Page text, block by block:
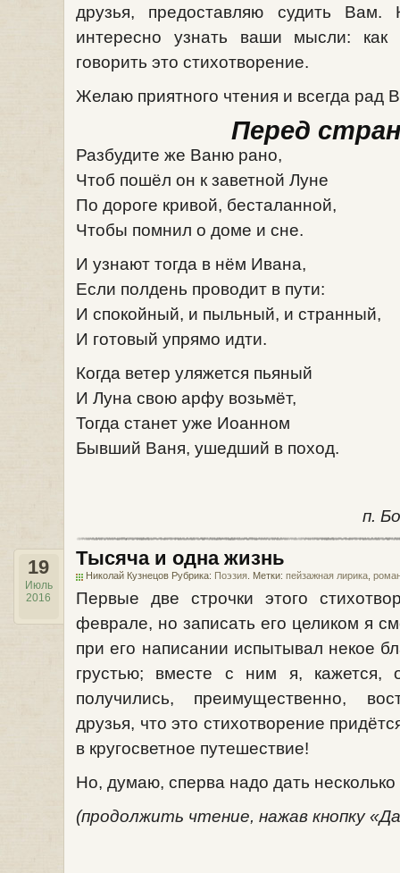
друзья, предоставляю судить
интересно узнать ваши мысли:
говорить это стихотворение.
Желаю приятного чтения и всегда рад
Перед
Разбудите же Ваню рано,
Чтоб пошёл он к заветной Луне
По дороге кривой, бесталанной,
Чтобы помнил о доме и сне.
И узнают тогда в нём Ивана,
Если полдень проводит в пути:
И спокойный, и пыльный, и странный,
И готовый упрямо идти.
Когда ветер уляжется пьяный
И Луна свою арфу возьмёт,
Тогда станет уже Иоанном
Бывший Ваня, ушедший в поход.
п.
Тысяча и одна жизнь
Николай Кузнецов Рубрика: Поэзия . Метки: пейзажная лирика
19
Июль
2016
Первые две строчки этого
феврале, но записать его целиком я
при его написании испытывал некое
грустью; вместе с ним я, кажется,
получились, преимущественно,
друзья, что это стихотворение
в кругосветное путешествие!
Но, думаю, сперва надо дать
(продолжить чтение, нажав кнопку